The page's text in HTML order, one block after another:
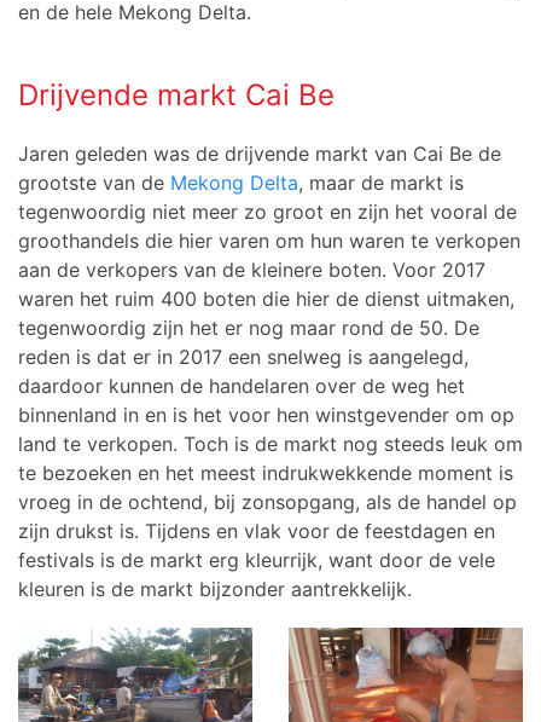
en de hele Mekong Delta.
Drijvende markt Cai Be
Jaren geleden was de drijvende markt van Cai Be de
grootste van de Mekong Delta, maar de markt is
tegenwoordig niet meer zo groot en zijn het vooral de
groothandels die hier varen om hun waren te verkopen
aan de verkopers van de kleinere boten. Voor 2017
waren het ruim 400 boten die hier de dienst uitmaken,
tegenwoordig zijn het er nog maar rond de 50. De
reden is dat er in 2017 een snelweg is aangelegd,
daardoor kunnen de handelaren over de weg het
binnenland in en is het voor hen winstgevender om op
land te verkopen. Toch is de markt nog steeds leuk om
te bezoeken en het meest indrukwekkende moment is
vroeg in de ochtend, bij zonsopgang, als de handel op
zijn drukst is. Tijdens en vlak voor de feestdagen en
festivals is de markt erg kleurrijk, want door de vele
kleuren is de markt bijzonder aantrekkelijk.